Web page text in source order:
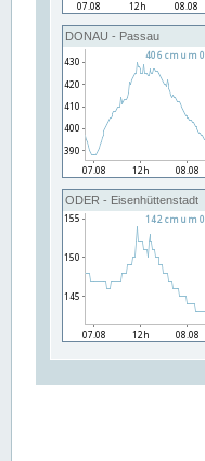
DONAU - Passau
ODER - Eisenhüttenstadt